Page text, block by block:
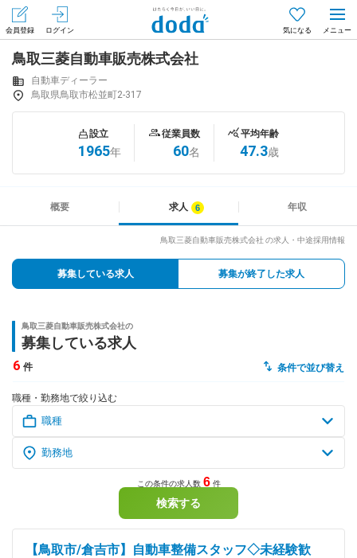
会員登録 ログイン 気になる
会員登録（無料）
はじめてdodaをご利用される方へ
求人を紹介してもらう
知りたい・聞きたい
専門サイト
対応時間：10:00～22:00(日曜・年末年始を除く)
自動案内は24時間365日対応
転職の「モヤモヤ」、一人で悩まず
気軽に相談してみませんか？
dodaの使い方は？
ヘルプ サイトマップ
鳥取三菱自動車販売株式会社
自動車ディーラー
鳥取県鳥取市松並町2-317
設立
1965年
従業員数
60名
平均年齢
47.3歳
概要 求人 年収
鳥取三菱自動車販売株式会社 の求人・中途採用情報
募集している求人 募集が終了した求人
鳥取三菱自動車販売株式会社の
募集している求人
6 件 条件で並び替え
職種・勤務地で絞り込む
この条件の求人数 6件
検索する
【鳥取市/倉吉市】自動車整備スタッフ◇未経験歓